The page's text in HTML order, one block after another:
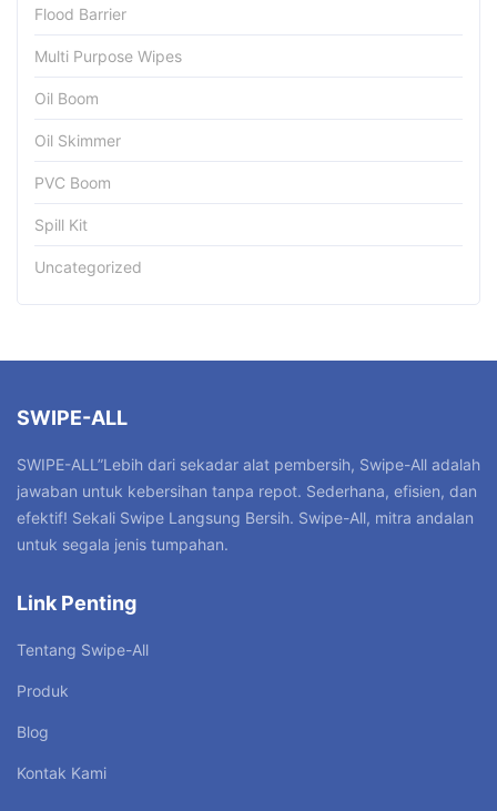
Flood Barrier
Multi Purpose Wipes
Oil Boom
Oil Skimmer
PVC Boom
Spill Kit
Uncategorized
SWIPE-ALL
SWIPE-ALL”Lebih dari sekadar alat pembersih, Swipe-All adalah
jawaban untuk kebersihan tanpa repot. Sederhana, efisien, dan
efektif! Sekali Swipe Langsung Bersih. Swipe-All, mitra andalan
untuk segala jenis tumpahan.
Link Penting
Tentang Swipe-All
Produk
Blog
Kontak Kami